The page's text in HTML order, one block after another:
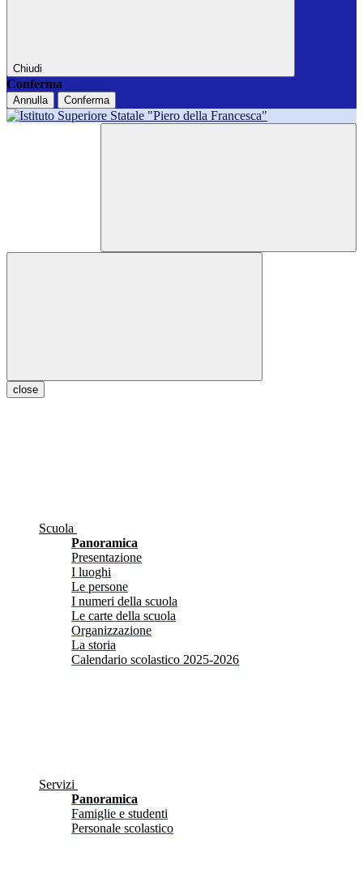
Chiudi
Conferma
Annulla Conferma
close
Scuola
Panoramica
Presentazione
I luoghi
Le persone
I numeri della scuola
Le carte della scuola
Organizzazione
La storia
Calendario scolastico 2025-2026
Servizi
Panoramica
Famiglie e studenti
Personale scolastico